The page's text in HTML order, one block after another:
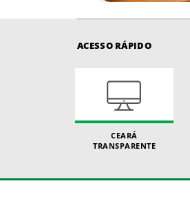
ACESSO RÁPIDO
CEARÁ
TRANSPARENTE